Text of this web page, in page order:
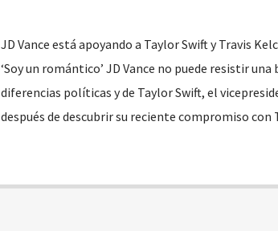
JD Vance está apoyando a Taylor Swift y Travis
‘Soy un romántico’ JD Vance no puede resistir
diferencias políticas y de Taylor Swift, el
después de descubrir su reciente compromiso